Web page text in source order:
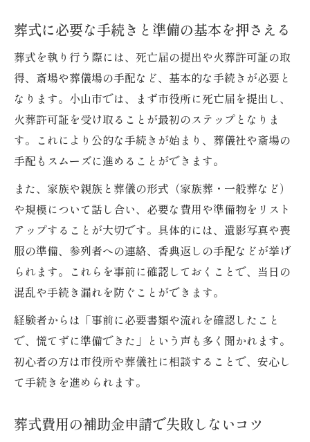
相続時における葬式費用の分担ルールを解
説
葬式費用と相続税の関係を正しく知る方法
葬式費用を誰が負担するか明確にする手順
相続放棄した場合の葬式費用の取り扱い方
葬式費用トラブルを防ぐ相続手続きの進め
小山市で葬式費用負担を減らす補助金活用法と
は
葬式費用補助金の種類と申請条件を分かり
やすく解説
小山市の葬儀補助金を受け取るための具体
おくやみ情報を活用した葬式補助金申請の
ポイント
ご遺族支援コーナーでの葬式費用相談のメ
葬儀場選びと補助金活用で費用負担を最小
葬式に必要な手続きと準備の基本を押さえる
葬式を執り行う際には、死亡届の提出や火葬許可証の取
得、斎場や葬儀場の手配など、基本的な手続きが必要と
なります。小山市では、まず市役所に死亡届を提出し、
火葬許可証を受け取ることが最初のステップとなりま
す。これにより公的な手続きが始まり、葬儀社や斎場の
手配もスムーズに進めることができます。
また、家族や親族と葬儀の形式（家族葬・一般葬など）
や規模について話し合い、必要な費用や準備物をリスト
アップすることが大切です。具体的には、遺影写真や喪
服の準備、参列者への連絡、香典返しの手配などが挙げ
られます。これらを事前に確認しておくことで、当日の
混乱や手続き漏れを防ぐことができます。
経験者からは「事前に必要書類や流れを確認したこと
で、慌てずに準備できた」という声も多く聞かれます。
初心者の方は市役所や葬儀社に相談することで、安心し
て手続きを進められます。
葬式費用の補助金申請で失敗しないコツ